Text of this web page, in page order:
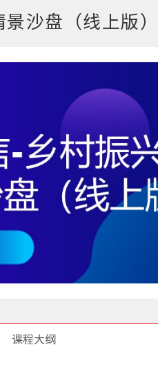
睿选视角
沙盘（线上版）
课程大纲